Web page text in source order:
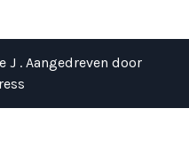
. Aangedreven door